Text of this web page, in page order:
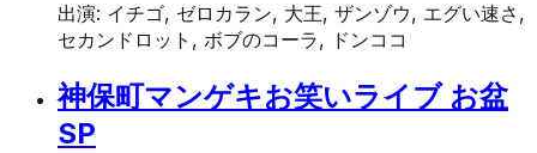
出演: イチゴ, ゼロカラン, 大王, ザンゾウ, エグい速さ,
セカンドロット, ボブのコーラ, ドンココ
神保町マンゲキお笑いライブ お盆
SP